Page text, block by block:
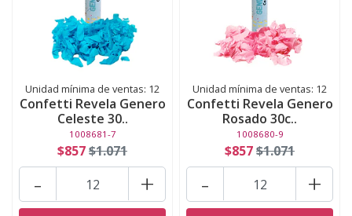
Unidad mínima de ventas: 12
Confetti Revela Genero
Celeste 30..
1008681-7
$857$1.071
+
-
Unidad mínima de ventas: 12
Confetti Revela Genero
Rosado 30c..
1008680-9
$857$1.071
+
-